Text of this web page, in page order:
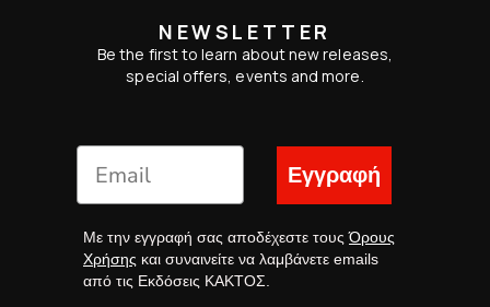
NEWSLETTER
Be the first to learn about new releases,
special offers, events and more.
Εγγραφή
Με την εγγραφή σας αποδέχεστε τουςΌρους
Χρήσης και συναινείτε να λαμβάνετε emails
από τις Εκδόσεις ΚΑΚΤΟΣ.